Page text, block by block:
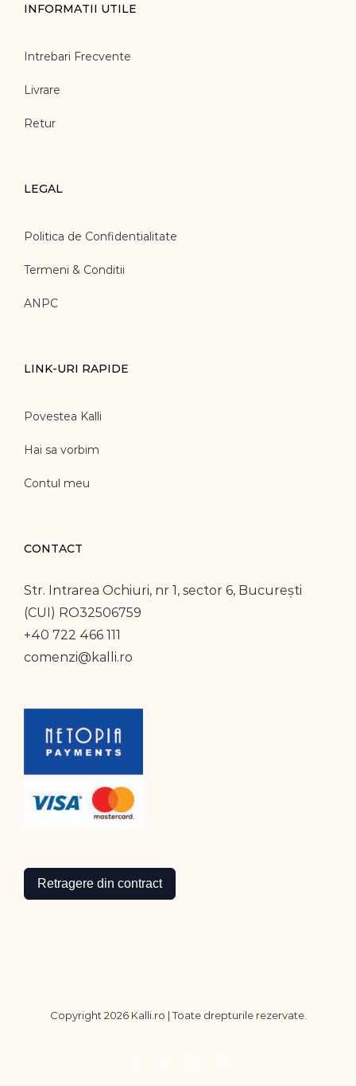
INFORMATII UTILE
Intrebari Frecvente
Livrare
Retur
LEGAL
Politica de Confidentialitate
Termeni & Conditii
ANPC
LINK-URI RAPIDE
Povestea Kalli
Hai sa vorbim
Contul meu
CONTACT
Str. Intrarea Ochiuri, nr 1, sector 6, București
(CUI) RO32506759
+40 722 466 111
comenzi@kalli.ro
Retragere din contract
Copyright 2026 Kalli.ro | Toate drepturile rezervate.